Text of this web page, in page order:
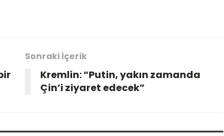
Sonraki İçerik
Kremlin: “Putin, yakın zamanda
Çin’i ziyaret edecek”